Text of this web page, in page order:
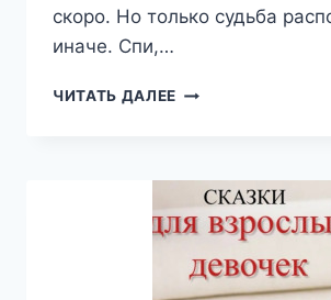
скоро. Но только судьба
иначе. Спи,…
ЧИТАТЬ ДАЛЕЕ СПИ,
1.
ВЕЧЕР
—
КАРПЕНКО